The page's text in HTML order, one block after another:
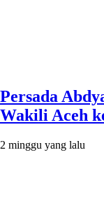
Persada
Wakili Aceh
2 minggu yang lalu